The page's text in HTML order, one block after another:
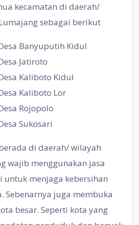
kecamatan di daerah/
sebagai berikut
Banyuputih Kidul
Jatiroto
Kaliboto Kidul
Kaliboto Lor
Rojopolo
Sukosari
di daerah/ wilayah
wajib menggunakan jasa
untuk menjaga kebersihan
Sebenarnya juga membuka
besar. Seperti kota yang